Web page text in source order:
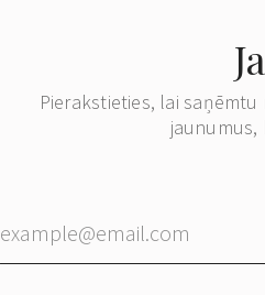
Pierakstieties, lai
jaunumus,